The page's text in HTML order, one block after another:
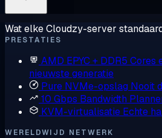
Wat elke Cloudzy-server
PRESTATIES
AMD EPYC + DDR5 Cores
nieuwste generatie
Pure NVMe-opslag Nooit
10 Gbps Bandwidth
KVM-virtualisatie Echte
WERELDWIJD NETWERK